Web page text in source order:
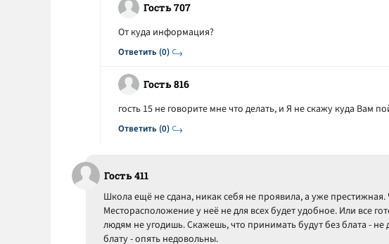
Гость 707
Ответить (0)
От куда информация?
Гость 816
Ответить (0)
гость 15 не говорите мне что делать, и Я не скажу куда Вам
Гость 411
Школа ещё не сдана, никак себя не проявила, а уже престижная.
Месторасположение у неё не для всех будет удобное. Или все
людям не угодишь. Скажешь, что принимать будут без блата -
блату - опять недовольны.